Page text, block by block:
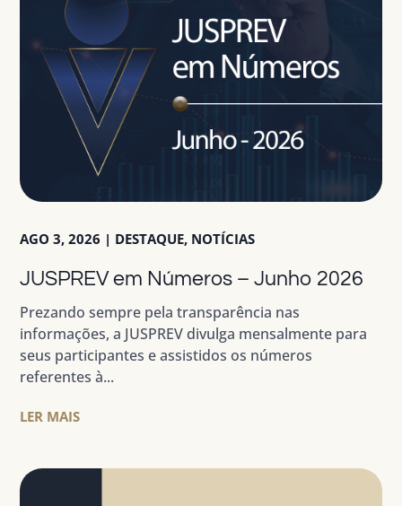
JUSPREV em Números – Junho 2026
AGO 3, 2026 | DESTAQUE, NOTÍCIAS
Prezando sempre pela transparência nas
informações, a JUSPREV divulga mensalmente para
seus participantes e assistidos os números
referentes à...
LER MAIS